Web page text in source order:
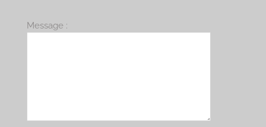
Message :